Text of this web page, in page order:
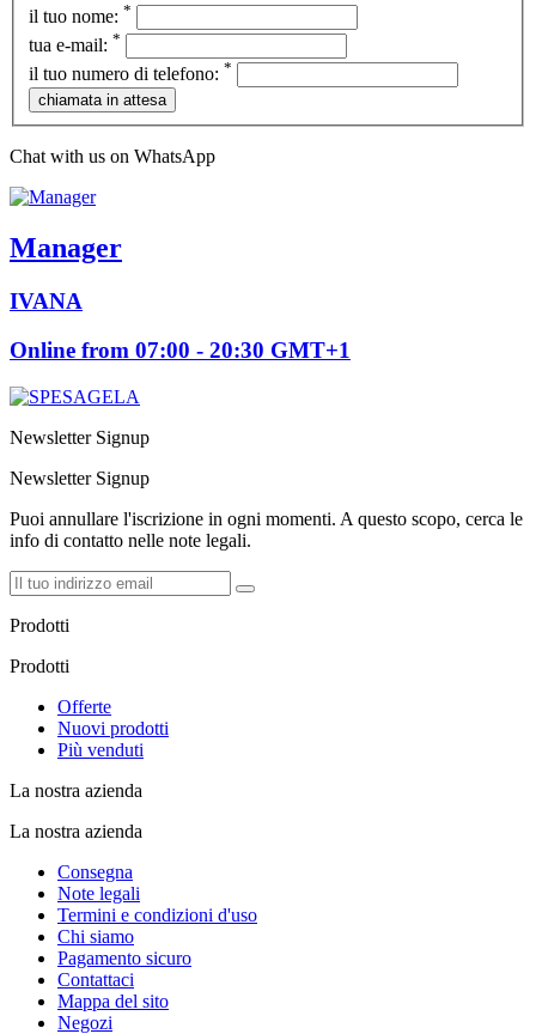
il tuo nome: *
tua e-mail: *
il tuo numero di telefono: *
Chat with us on WhatsApp
Manager
IVANA
Online from 07:00 - 20:30 GMT+1
Newsletter Signup
Newsletter Signup
Puoi annullare l'iscrizione in ogni momenti. A questo scopo, cerca le
info di contatto nelle note legali.
Prodotti
Prodotti
Offerte
Nuovi prodotti
Più venduti
La nostra azienda
La nostra azienda
Consegna
Note legali
Termini e condizioni d'uso
Chi siamo
Pagamento sicuro
Contattaci
Mappa del sito
Negozi